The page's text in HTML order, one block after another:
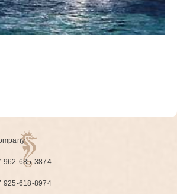
962-685-3874
925-618-8974